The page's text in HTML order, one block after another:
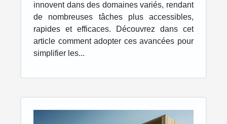
innovent dans des domaines variés, rendant
de nombreuses tâches plus accessibles,
rapides et efficaces. Découvrez dans cet
article comment adopter ces avancées pour
simplifier les...